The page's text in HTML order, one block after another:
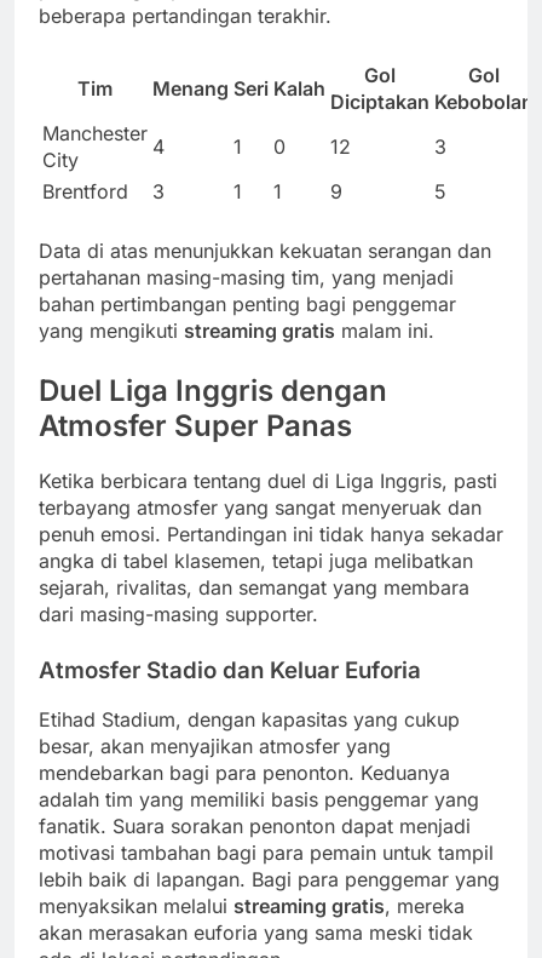
beberapa pertandingan terakhir.
Tim Menang Seri Kalah
Gol
Diciptakan
Gol
Kebobolan
Manchester
City
4 1 0 12
3
Brentford
3 1 1 9 5
Data di atas menunjukkan kekuatan serangan dan
pertahanan masing-masing tim, yang menjadi
bahan pertimbangan penting bagi penggemar
yang mengikuti streaming gratis malam ini.
Duel Liga Inggris dengan
Atmosfer Super Panas
Ketika berbicara tentang duel di Liga Inggris, pasti
terbayang atmosfer yang sangat menyeruak dan
penuh emosi. Pertandingan ini tidak hanya sekadar
angka di tabel klasemen, tetapi juga melibatkan
sejarah, rivalitas, dan semangat yang membara
dari masing-masing supporter.
Atmosfer Stadio dan Keluar Euforia
Etihad Stadium, dengan kapasitas yang cukup
besar, akan menyajikan atmosfer yang
mendebarkan bagi para penonton. Keduanya
adalah tim yang memiliki basis penggemar yang
fanatik. Suara sorakan penonton dapat menjadi
motivasi tambahan bagi para pemain untuk tampil
lebih baik di lapangan. Bagi para penggemar yang
menyaksikan melalui streaming gratis, mereka
akan merasakan euforia yang sama meski tidak